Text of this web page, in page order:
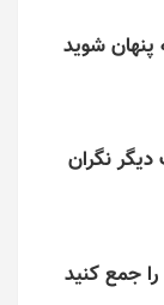
نگران